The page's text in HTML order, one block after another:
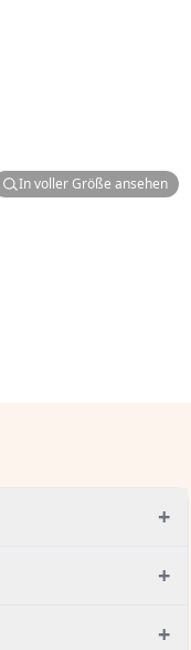
In voller Größe ansehen
+
+
+